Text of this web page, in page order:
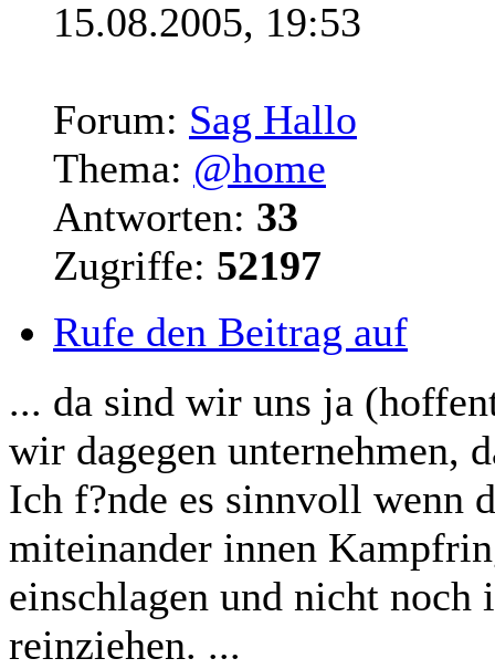
15.08.2005, 19:53
Forum: Sag Hallo
Thema: @home
Antworten: 33
Zugriffe: 52197
Rufe den Beitrag auf
... da sind wir uns ja
wir dagegen unternehmen,
Ich f?nde es sinnvoll wenn
miteinander innen
einschlagen und nicht
reinziehen. ...